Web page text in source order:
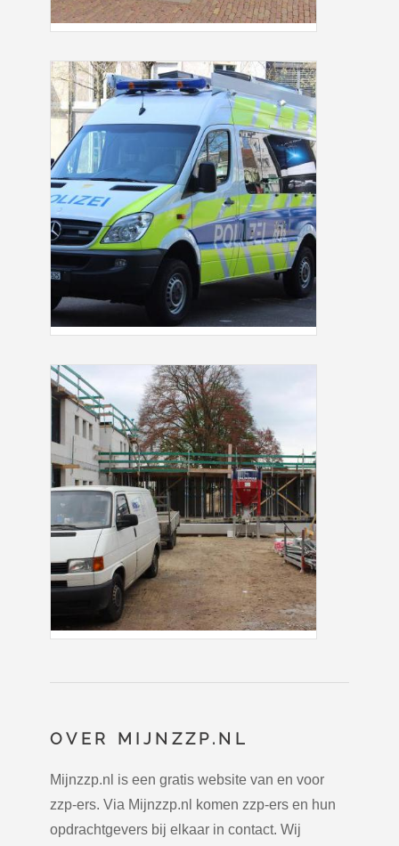
OVER MIJNZZP.NL
Mijnzzp.nl is een gratis website van en voor
zzp-ers. Via Mijnzzp.nl komen zzp-ers en hun
opdrachtgevers bij elkaar in contact. Wij